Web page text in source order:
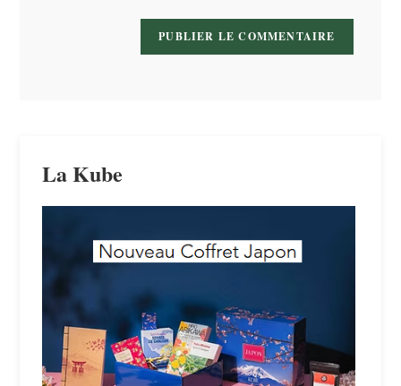
La Kube